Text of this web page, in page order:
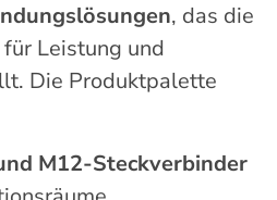
, das die
Leistung und
Die Produktpalette
M12-Steckverbinder